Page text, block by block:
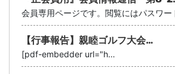
会員専用ページです。閲覧にはパスワー
【行事報告】親睦ゴルフ大会…
[pdf-embedder url="h…